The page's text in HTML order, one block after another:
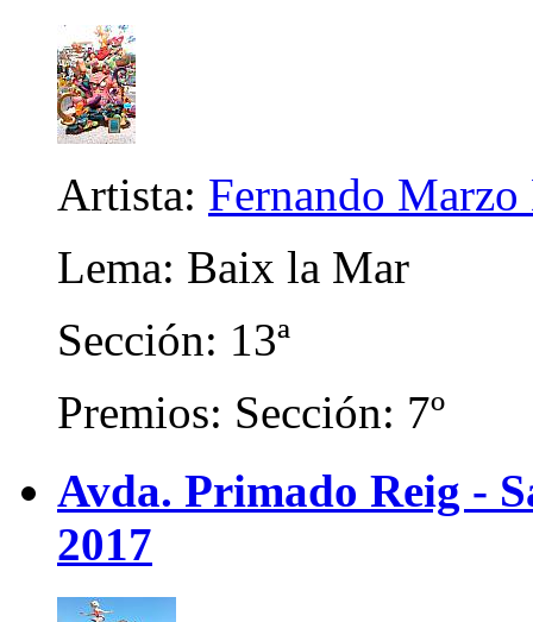
Artista: Fernando Marzo
Lema: Baix la Mar
Sección: 13ª
Premios: Sección: 7º
Avda. Primado Reig -
2017